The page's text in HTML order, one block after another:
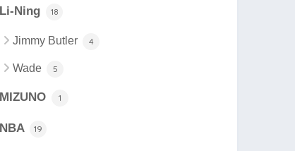
Li-Ning 18
Jimmy Butler 4
Wade 5
MIZUNO 1
NBA 19